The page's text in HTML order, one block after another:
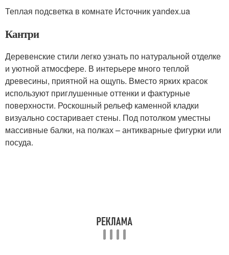
Теплая подсветка в комнате Источник yandex.ua
Кантри
Деревенские стили легко узнать по натуральной отделке
и уютной атмосфере. В интерьере много теплой
древесины, приятной на ощупь. Вместо ярких красок
используют приглушенные оттенки и фактурные
поверхности. Роскошный рельеф каменной кладки
визуально состаривает стены. Под потолком уместны
массивные балки, на полках – антикварные фигурки или
посуда.